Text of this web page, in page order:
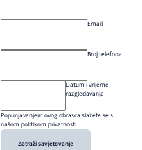
Email
Broj telefona
Datum i vrijeme
razgledavanja
Popunjavanjem ovog obrasca slažete se s
našom politikom privatnosti
Zatraži savjetovanje